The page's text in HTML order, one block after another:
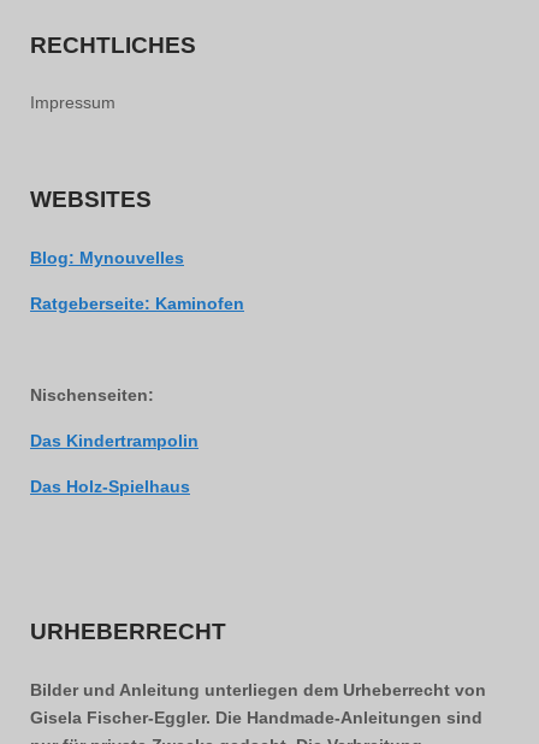
RECHTLICHES
Impressum
WEBSITES
Blog: Mynouvelles
Ratgeberseite: Kaminofen
Nischenseiten:
Das Kindertrampolin
Das Holz-Spielhaus
URHEBERRECHT
Bilder und Anleitung unterliegen dem Urheberrecht von
Gisela Fischer-Eggler. Die Handmade-Anleitungen sind